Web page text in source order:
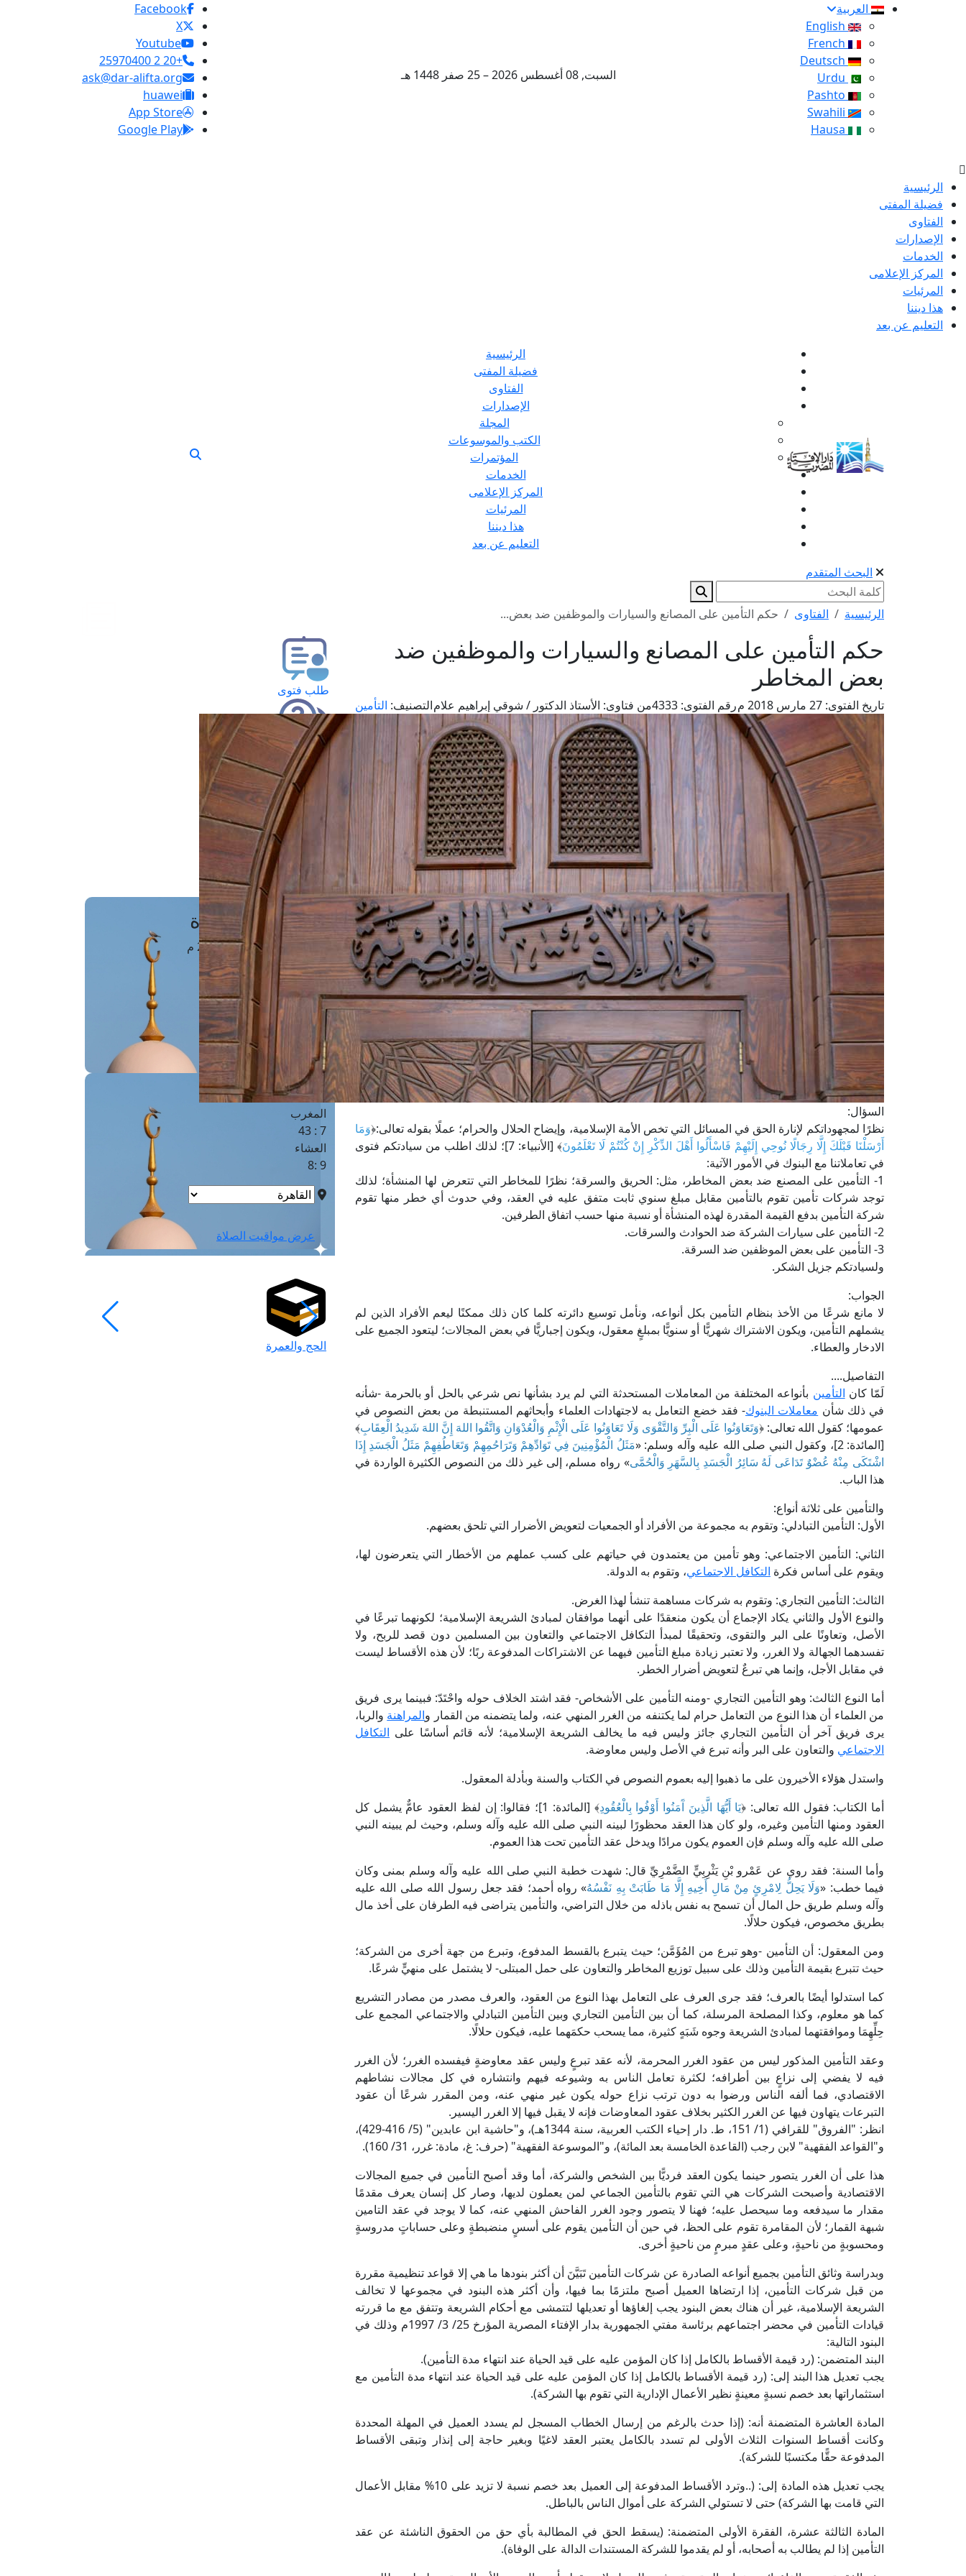
العربية
السبت, 08 أغسطس 2026 – 25 صفر 1448 هـ
Facebook
X
Youtube
+20 2 25970400
ask@dar-alifta.org
huawei
App Store
Google Play
الرئيسية
فضيلة المفتى
الفتاوى
الإصدارات
الخدمات
المركز الإعلامى
المرئيات
هذا ديننا
التعليم عن بعد
الرئيسية
فضيلة المفتى
الفتاوى
الإصدارات
المجلة
الكتب والموسوعات
المؤتمرات
الخدمات
المركز الإعلامى
المرئيات
هذا ديننا
التعليم عن بعد
البحث المتقدم
الرئيسية الفتاوى حكم التأمين على المصانع والسيارات والموظفين ضد بعض...
حكم التأمين على المصانع والسيارات والموظفين ضد
بعض المخاطر
تاريخ الفتوى: رقم الفتوى: من فتاوى: الأستاذ الدكتور / شوقي إبراهيم علامالتصنيف: التأمين
السؤال:
نظرًا لمجهوداتكم لإنارة الحق في المسائل التي تخص الأمة الإسلامية، وإيضاح الحلال والحرام؛ عملًا بقوله تعالى:﴿وَمَا
أَرْسَلْنَا قَبْلَكَ إِلَّا رِجَالًا نُوحِي إِلَيْهِمْ فَاسْأَلُوا أَهْلَ الذِّكْرِ إِنْ كُنْتُمْ لَا تَعْلَمُونَ
﴾ [الأنبياء: 7]؛ لذلك اطلب من سيادتكم فتوى
في تعاملاتنا مع البنوك في الأمور الآتية:
1- التأمين على المصنع ضد بعض المخاطر، مثل: الحريق والسرقة؛ نظرًا للمخاطر التي تتعرض لها المنشأة؛ لذلك
توجد شركات تأمين تقوم بالتأمين مقابل مبلغ سنوي ثابت متفق عليه في العقد، وفي حدوث أي خطر منها تقوم
شركة التأمين بدفع القيمة المقدرة لهذه المنشأة أو نسبة منها حسب اتفاق الطرفين.
2- التأمين على سيارات الشركة ضد الحوادث والسرقات.
3- التأمين على بعض الموظفين ضد السرقة.
ولسيادتكم جزيل الشكر.
الجواب:
لا مانع شرعًا من الأخذ بنظام التأمين بكل أنواعه، ونأمل توسيع دائرته كلما كان ذلك ممكنًا ليعم الأفراد الذين لم
يشملهم التأمين، ويكون الاشتراك شهريًّا أو سنويًّا بمبلغٍ معقول، ويكون إجباريًّا في بعض المجالات؛ ليتعود الجميع على
الادخار والعطاء.
التفاصيل....
لَمّا كان التأمين بأنواعه المختلفة من المعاملات المستحدثة التي لم يرد بشأنها نص شرعي بالحل أو بالحرمة -شأنه
في ذلك شأن معاملات البنوك- فقد خضع التعامل به لاجتهادات العلماء وأبحاثهم المستنبطة من بعض النصوص في
عمومها؛ كقول الله تعالى: ﴿وَتَعَاوَنُوا عَلَى الْبِرِّ وَالتَّقْوَى وَلَا تَعَاوَنُوا عَلَى الْإِثْمِ وَالْعُدْوَانِ وَاتَّقُوا اللهَ إِنَّ اللهَ شَدِيدُ الْعِقَابِ﴾
[المائدة: 2]، وكقول النبي صلى الله عليه وآله وسلم: «
مَثَلُ الْمُؤْمِنِينَ فِي تَوَادِّهِمْ وَتَرَاحُمِهِمْ وَتَعَاطُفِهِمْ مَثَلُ الْجَسَدِ إِذَا
اشْتَكَى مِنْهُ عُضْوٌ تَدَاعَى لَهُ سَائِرُ الْجَسَدِ بِالسَّهَرِ وَالْحُمَّى» رواه مسلم، إلى غير ذلك من النصوص الكثيرة الواردة في
هذا الباب.
والتأمين على ثلاثة أنواع:
الأول: التأمين التبادلي: وتقوم به مجموعة من الأفراد أو الجمعيات لتعويض الأضرار التي تلحق بعضهم.
الثاني: التأمين الاجتماعي: وهو تأمين من يعتمدون في حياتهم على كسب عملهم من الأخطار التي يتعرضون لها،
ويقوم على أساس فكرة التكافل الاجتماعي، وتقوم به الدولة.
الثالث: التأمين التجاري: وتقوم به شركات مساهمة تنشأ لهذا الغرض.
والنوع الأول والثاني يكاد الإجماع أن يكون منعقدًا على أنهما موافقان لمبادئ الشريعة الإسلامية؛ لكونهما تبرعًا في
الأصل، وتعاونًا على البر والتقوى، وتحقيقًا لمبدأ التكافل الاجتماعي والتعاون بين المسلمين دون قصد للربح، ولا
تفسدهما الجهالة ولا الغرر، ولا تعتبر زيادة مبلغ التأمين فيهما عن الاشتراكات المدفوعة ربًا؛ لأن هذه الأقساط ليست
في مقابل الأجل، وإنما هي تبرعٌ لتعويض أضرار الخطر.
أما النوع الثالث: وهو التأمين التجاري -ومنه التأمين على الأشخاص- فقد اشتد الخلاف حوله واحْتَدّ: فبينما يرى فريق
من العلماء أن هذا النوع من التعامل حرام لما يكتنفه من الغرر المنهي عنه، ولما يتضمنه من القمار والمراهنة والربا،
يرى فريق آخر أن التأمين التجاري جائز وليس فيه ما يخالف الشريعة الإسلامية؛ لأنه قائم أساسًا على التكافل
الاجتماعي والتعاون على البر وأنه تبرع في الأصل وليس معاوضة.
واستدل هؤلاء الأخيرون على ما ذهبوا إليه بعموم النصوص في الكتاب والسنة وبأدلة المعقول.
أما الكتاب: فقول الله تعالى: ﴿يَا أَيُّهَا الَّذِينَ آَمَنُوا أَوْفُوا بِالْعُقُودِ
﴾ [المائدة: 1]؛ فقالوا: إن لفظ العقود عامٌّ يشمل كل
العقود ومنها التأمين وغيره، ولو كان هذا العقد محظورًا لبينه النبي صلى الله عليه وآله وسلم، وحيث لم يبينه النبي
صلى الله عليه وآله وسلم فإن العموم يكون مرادًا ويدخل عقد التأمين تحت هذا العموم.
وأما السنة: فقد روي عن عَمْرو بْنِ يَثْرِبِيٍّ الضَّمْرِيِّ قال: شهدت خطبة النبي صلى الله عليه وآله وسلم بمنى وكان
فيما خطب: «وَلَا يَحِلُّ لِامْرِئٍ مِنْ مَالِ أَخِيهِ إِلَّا مَا طَابَتْ بِهِ نَفْسُهُ» رواه أحمد؛ فقد جعل رسول الله صلى الله عليه
وآله وسلم طريق حل المال أن تسمح به نفس باذله من خلال التراضي، والتأمين يتراضى فيه الطرفان على أخذ مال
بطريق مخصوص، فيكون حلالًا.
ومن المعقول: أن التأمين -وهو تبرع من المُؤَمَّن؛ حيث يتبرع بالقسط المدفوع، وتبرع من جهة أخرى من الشركة؛
حيث تتبرع بقيمة التأمين وذلك على سبيل توزيع المخاطر والتعاون على حمل المبتلى- لا يشتمل على منهيٍّ شرعًا.
كما استدلوا أيضًا بالعرف؛ فقد جرى العرف على التعامل بهذا النوع من العقود، والعرف مصدر من مصادر التشريع
كما هو معلوم، وكذا المصلحة المرسلة، كما أن بين التأمين التجاري وبين التأمين التبادلي والاجتماعي المجمع على
حِلِّهِمَا وموافقتهما لمبادئ الشريعة وجوه شَبَهٍ كثيرة، مما يسحب حكمَهما عليه، فيكون حلالًا.
وعقد التأمين المذكور ليس من عقود الغرر المحرمة، لأنه عقد تبرعٍ وليس عقد معاوضةٍ فيفسده الغرر؛ لأن الغرر
فيه لا يفضي إلى نزاعٍ بين أطرافه؛ لكثرة تعامل الناس به وشيوعه فيهم وانتشاره في كل مجالات نشاطهم
الاقتصادي، فما ألفه الناس ورضوا به دون ترتب نزاع حوله يكون غير منهي عنه، ومن المقرر شرعًا أن عقود
التبرعات يتهاون فيها عن الغرر الكثير بخلاف عقود المعاوضات فإنه لا يقبل فيها إلا الغرر اليسير.
انظر: "الفروق" للقرافي (1/ 151، ط. دار إحياء الكتب العربية، سنة 1344هـ)، و"حاشية ابن عابدين" (5/ 416-429)،
و"القواعد الفقهية" لابن رجب (القاعدة الخامسة بعد المائة)، و"الموسوعة الفقهية" (حرف: غ، مادة: غرر، 31/ 160).
هذا على أن الغرر يتصور حينما يكون العقد فرديًّا بين الشخص والشركة، أما وقد أصبح التأمين في جميع المجالات
الاقتصادية وأصبحت الشركات هي التي تقوم بالتأمين الجماعي لمن يعملون لديها، وصار كل إنسان يعرف مقدمًا
مقدار ما سيدفعه وما سيحصل عليه؛ فهنا لا يتصور وجود الغرر الفاحش المنهي عنه، كما لا يوجد في عقد التامين
شبهة القمار؛ لأن المقامرة تقوم على الحظ، في حين أن التأمين يقوم على أسسٍ منضبطةٍ وعلى حساباتٍ مدروسةٍ
ومحسوبةٍ من ناحيةٍ، وعلى عقدٍ مبرمٍ من ناحيةٍ أخرى.
وبدراسة وثائق التأمين بجميع أنواعه الصادرة عن شركات التأمين تَبَيَّنَ أن أكثر بنودها ما هي إلا قواعد تنظيمية مقررة
من قبل شركات التأمين، إذا ارتضاها العميل أصبح ملتزمًا بما فيها، وأن أكثر هذه البنود في مجموعها لا تخالف
الشريعة الإسلامية، غير أن هناك بعض البنود يجب إلغاؤها أو تعديلها لتتمشى مع أحكام الشريعة وتتفق مع ما قررته
قيادات التأمين في محضر اجتماعهم برئاسة مفتي الجمهورية بدار الإفتاء المصرية المؤرخ 25/ 3/ 1997م وذلك في
البنود التالية:
البند المتضمن: (رد قيمة الأقساط بالكامل إذا كان المؤمن عليه على قيد الحياة عند انتهاء مدة التأمين).
يجب تعديل هذا البند إلى: (رد قيمة الأقساط بالكامل إذا كان المؤمن عليه على قيد الحياة عند انتهاء مدة التأمين مع
استثماراتها بعد خصم نسبةٍ معينةٍ نظير الأعمال الإدارية التي تقوم بها الشركة).
المادة العاشرة المتضمنة أنه: (إذا حدث بالرغم من إرسال الخطاب المسجل لم يسدد العميل في المهلة المحددة
وكانت أقساط السنوات الثلاث الأولى لم تسدد بالكامل يعتبر العقد لاغيًا وبغير حاجة إلى إنذار وتبقى الأقساط
المدفوعة حقًّا مكتسبًا للشركة).
يجب تعديل هذه المادة إلى: (..وترد الأقساط المدفوعة إلى العميل بعد خصم نسبة لا تزيد على 10% مقابل الأعمال
التي قامت بها الشركة) حتى لا تستولي الشركة على أموال الناس بالباطل.
المادة الثالثة عشرة، الفقرة الأولى المتضمنة: (يسقط الحق في المطالبة بأي حق من الحقوق الناشئة عن عقد
التأمين إذا لم يطالب به أصحابه، أو لم يقدموا للشركة المستندات الدالة على الوفاة).
طلب فتوى
استعلام عن فتوى
حجز موعد
الفتوى الهاتفية
مَواقِيتُ الصَّـــلاة
القاهرة · 08 أغسطس 2026 م
الفجر
4 :42
الشروق
6 :18
الظهر
1 : 1
العصر
4:37
المغرب
7 : 43
العشاء
9 :8
عرض مواقيت الصلاة
الحج والعمرة